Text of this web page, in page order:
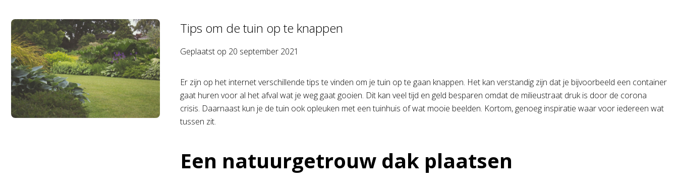
Tips om de tuin op te knappen
Geplaatst op 20 september 2021
Er zijn op het internet verschillende tips te vinden om je tuin op te gaan knappen. Het kan verstandig zijn dat je bijvoorbeeld een container
gaat huren voor al het afval wat je weg gaat gooien. Dit kan veel tijd en geld besparen omdat de milieustraat druk is door de corona
crisis. Daarnaast kun je de tuin ook opleuken met een tuinhuis of wat mooie beelden. Kortom, genoeg inspiratie waar voor iedereen wat
tussen zit.
Een natuurgetrouw dak plaatsen